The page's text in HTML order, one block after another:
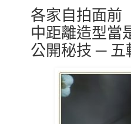
各家自拍面前
中距離造型當
公開秘技 ─